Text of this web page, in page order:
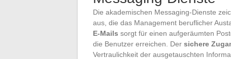
Die akademischen Messaging-Dienste
aus, die das Management beruflicher
E-Mails sorgt für einen aufgeräumten
die Benutzer erreichen. Der sichere
Vertraulichkeit der ausgetauschten